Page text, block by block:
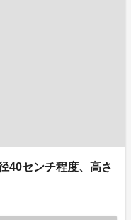
40センチ程度、高さ